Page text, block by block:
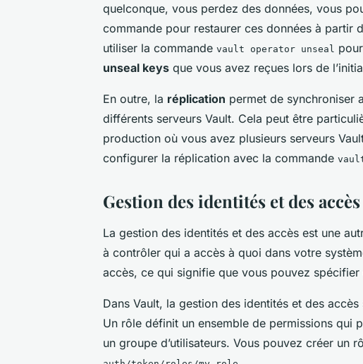
quelconque, vous perdez des données, vous
commande pour restaurer ces données à partir
utiliser la commande vault operator unseal
unseal keys que vous avez reçues lors de
En outre, la réplication permet de synchroniser
différents serveurs Vault. Cela peut être
production où vous avez plusieurs serveurs
configurer la réplication avec la commande
Gestion des identités et des
La gestion des identités et des accès est une
à contrôler qui a accès à quoi dans votre
accès, ce qui signifie que vous pouvez
Dans Vault, la gestion des identités et des
Un rôle définit un ensemble de permissions qui
un groupe d’utilisateurs. Vous pouvez créer un